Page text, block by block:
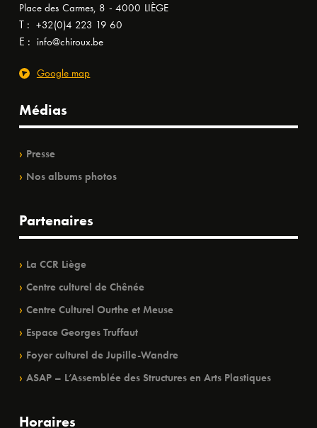
Place des Carmes, 8 - 4000 LIÈGE
T : +32(0)4 223 19 60
E : info@chiroux.be
Google map
Médias
Presse
Nos albums photos
Partenaires
La CCR Liège
Centre culturel de Chênée
Centre Culturel Ourthe et Meuse
Espace Georges Truffaut
Foyer culturel de Jupille-Wandre
ASAP – L’Assemblée des Structures en Arts Plastiques
Horaires